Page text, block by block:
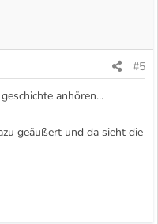
#5
anhören...
geäußert und da sieht die